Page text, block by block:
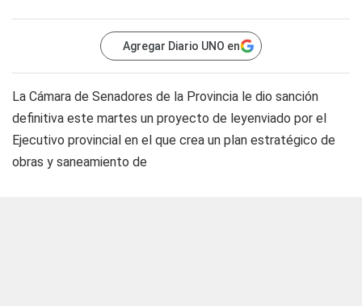
Agregar Diario UNO en
La Cámara de Senadores de la Provincia le dio sanción
definitiva este martes un proyecto de leyenviado por el
Ejecutivo provincial en el que crea un plan estratégico de
obras y saneamiento de